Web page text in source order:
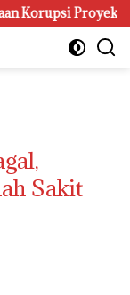
Proyek Lampu
Sakit